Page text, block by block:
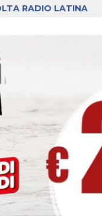
RADIO LATINA